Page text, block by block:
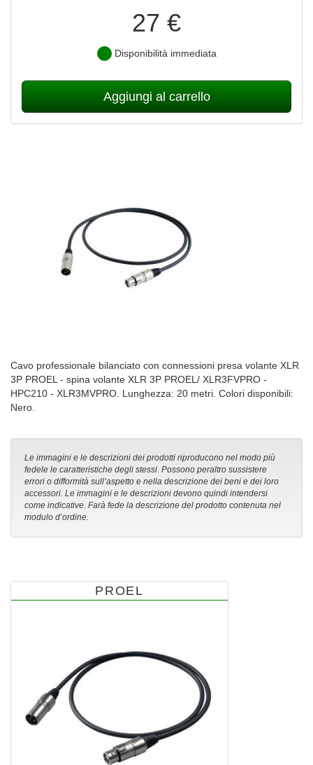
27 €
Disponibilità immediata
Aggiungi al carrello
Cavo professionale bilanciato con connessioni presa volante XLR
3P PROEL - spina volante XLR 3P PROEL/ XLR3FVPRO -
HPC210 - XLR3MVPRO. Lunghezza: 20 metri. Colori disponibili:
Nero.
Le immagini e le descrizioni dei prodotti riproducono nel modo più
fedele le caratteristiche degli stessi. Possono peraltro sussistere
errori o difformità sull’aspetto e nella descrizione dei beni e dei loro
accessori. Le immagini e le descrizioni devono quindi intendersi
come indicative. Farà fede la descrizione del prodotto contenuta nel
modulo d’ordine.
PROEL